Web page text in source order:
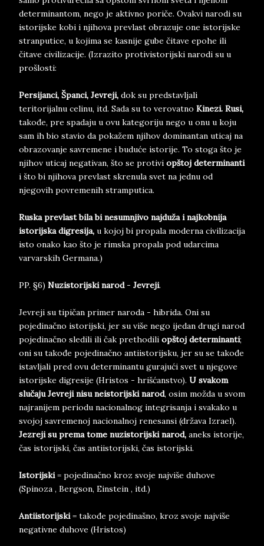
determinantom, nego je aktivno poriče. Ovakvi narodi su
istorijske kobi i njihova prevlast obrazuje one istorijske
stranputice, u kojima se kasnije gube čitave epohe ili
čitave civilizacije. (Izrazito protivistorijski narodi su u
prošlosti:
Persijanci, Španci, Jevreji, dok su predstavljali
teritorijalnu celinu, itd. Sada su to verovatno Kinezi. Rusi,
takođe, pre spadaju u ovu kategoriju nego u onu u koju
sam ih bio stavio da pokažem njihov dominantan uticaj na
obrazovanje savremene i buduće istorije. To stoga što je
njihov uticaj negativan, što se protivi opštoj determinanti
i što bi njihova prevlast skrenula svet na jednu od
njegovih povremenih stramputica.
Ruska prevlast bila bi nesumnjivo najduža i najkobnija
istorijska digresija, u kojoj bi propala moderna civilizacija
isto onako kao što je rimska propala pod udarcima
varvarskih Germana.)
PP. §6) Nuzistorijski narod- Jevreji.
Jevreji su tipičan primer naroda - hibrida. Oni su
pojedinačno istorijski, jer su više nego ijedan drugi narod
pojedinačno sledili ili čak prethodili opštoj determinanti;
oni su takođe pojedinačno antiistorijsku, jer su se takođe
istavljali pred ovu determinantu gurajući svet u njegove
istorijske digresije (Hristos - hrišćanstvo). U svakom
slučaju Jevreji nisu neistorijski narod, osim možda u svom
najranijem periodu nacionalnog integrisanja i svakako u
svojoj savremenoj nacionalnoj renesansi (država Izrael).
Jezreji su prema tome nuzistorijski narod, aneks istorije,
čas istorijski, čas antiistorijski, čas istorijski.
Istorijski= pojedinačno kroz svoje najviše duhove
(Spinoza , Bergson, Einstein , itd.)
Antiistorijski= takođe pojedinašno, kroz svoje najviše
negativne duhove (Hristos)